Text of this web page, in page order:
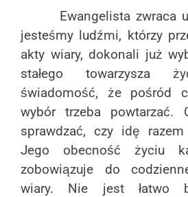
Ewangelista zwraca
jesteśmy ludźmi, którzy
akty wiary, dokonali już
stałego towarzysza
świadomość, że pośród
wybór trzeba powtarzać.
sprawdzać, czy idę
Jego obecność życiu
zobowiązuje do
wiary. Nie jest łatwo